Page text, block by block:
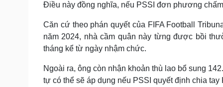
Điều này đồng nghĩa, nếu PSSI đơn phương
Căn cứ theo phán quyết của FIFA Football
năm 2024, nhà cầm quân này từng được bồi
tháng kể từ ngày nhậm chức.
Ngoài ra, ông còn nhận khoản thù lao bổ sung
tự có thể sẽ áp dụng nếu PSSI quyết định chia tay